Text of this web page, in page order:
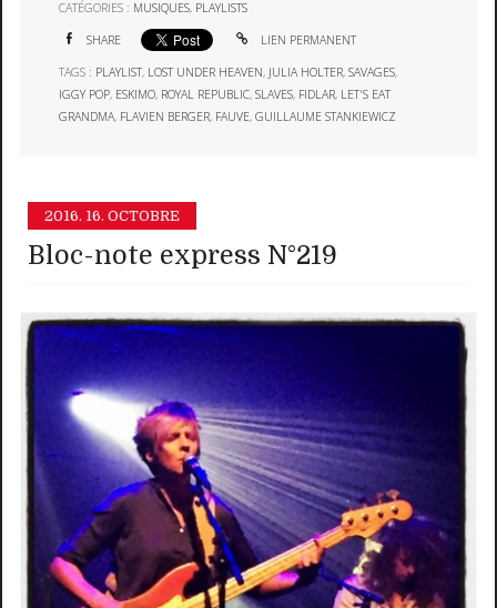
CATÉGORIES : MUSIQUES, PLAYLISTS
SHARE LIEN PERMANENT
TAGS : PLAYLIST, LOST UNDER HEAVEN, JULIA HOLTER,SAVAGES,
IGGY POP, ESKIMO, ROYAL REPUBLIC,SLAVES, FIDLAR, LET'S EAT
GRANDMA, FLAVIEN BERGER, FAUVE,GUILLAUME STANKIEWICZ
2016. 16. OCTOBRE
Bloc-note express N°219